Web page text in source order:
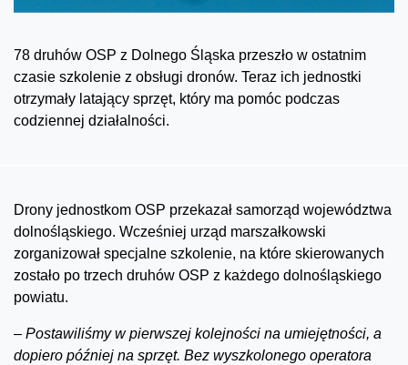
78 druhów OSP z Dolnego Śląska przeszło w ostatnim
czasie szkolenie z obsługi dronów. Teraz ich jednostki
otrzymały latający sprzęt, który ma pomóc podczas
codziennej działalności.
Drony jednostkom OSP przekazał samorząd województwa
dolnośląskiego. Wcześniej urząd marszałkowski
zorganizował specjalne szkolenie, na które skierowanych
zostało po trzech druhów OSP z każdego dolnośląskiego
powiatu.
– Postawiliśmy w pierwszej kolejności na umiejętności, a
dopiero później na sprzęt. Bez wyszkolonego operatora